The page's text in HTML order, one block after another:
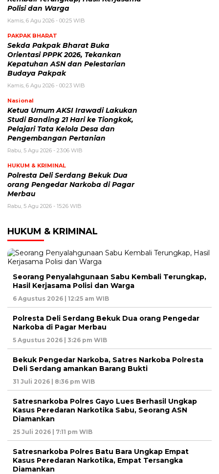
Polisi dan Warga
Kamis, 6 Agu 2026 - 00:25 WIB
PAKPAK BHARAT
Sekda Pakpak Bharat Buka
Orientasi PPPK 2026, Tekankan
Kepatuhan ASN dan Pelestarian
Budaya Pakpak
Kamis, 6 Agu 2026 - 00:23 WIB
Nasional
Ketua Umum AKSI Irawadi Lakukan
Studi Banding 21 Hari ke Tiongkok,
Pelajari Tata Kelola Desa dan
Pengembangan Pertanian
Rabu, 5 Agu 2026 - 23:06 WIB
HUKUM & KRIMINAL
Polresta Deli Serdang Bekuk Dua
orang Pengedar Narkoba di Pagar
Merbau
Rabu, 5 Agu 2026 - 15:26 WIB
HUKUM & KRIMINAL
Seorang Penyalahgunaan Sabu Kembali Terungkap,
Hasil Kerjasama Polisi dan Warga
6 Agustus 2026 | 12:25 am WIB
Polresta Deli Serdang Bekuk Dua orang Pengedar
Narkoba di Pagar Merbau
5 Agustus 2026 | 3:26 pm WIB
Bekuk Pengedar Narkoba, Satres Narkoba Polresta
Deli Serdang amankan Barang Bukti
31 Juli 2026 | 8:36 pm WIB
Satresnarkoba Polres Gayo Lues Berhasil Ungkap
Kasus Peredaran Narkotika Sabu, Seorang ASN
Diamankan
25 Juli 2026 | 7:11 pm WIB
Satresnarkoba Polres Batu Bara Ungkap Empat
Kasus Peredaran Narkotika, Empat Tersangka
Diamankan